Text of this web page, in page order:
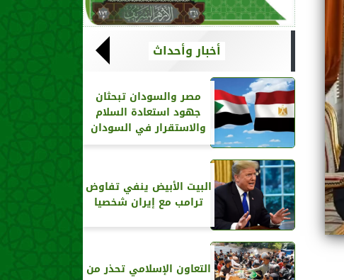
أخبار وأحداث
مصر والسودان تبحثان
جهود استعادة السلام
والاستقرار في السودان
البيت الأبيض ينفي تفاوض
ترامب مع إيران شخصيا
التعاون الإسلامي تحذر من